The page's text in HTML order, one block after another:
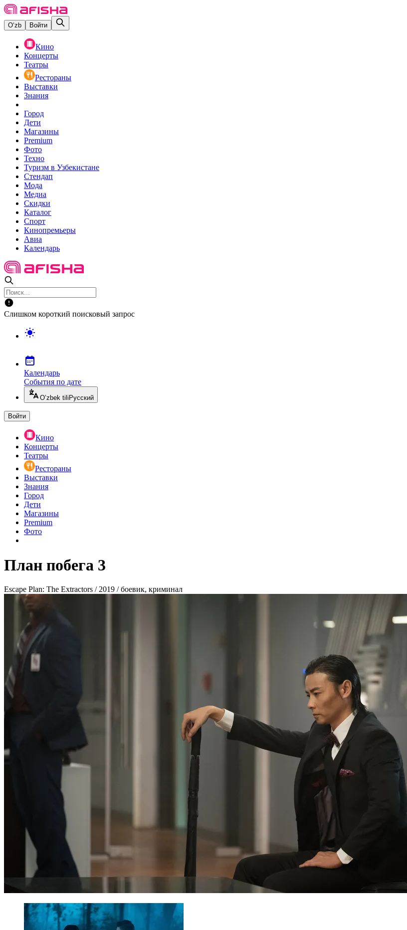
O‘zb Войти
Кино
Концерты
Театры
Рестораны
Выставки
Знания
Город
Дети
Магазины
Premium
Фото
Техно
Туризм в Узбекистане
Стендап
Мода
Медиа
Скидки
Каталог
Спорт
Кинопремьеры
Авиа
Календарь
Слишком короткий поисковый запрос
Календарь
События по дате
O’zbek tili Русский
Войти
Кино
Концерты
Театры
Рестораны
Выставки
Знания
Город
Дети
Магазины
Premium
Фото
План побега 3
Escape Plan: The Extractors / 2019 / боевик, криминал